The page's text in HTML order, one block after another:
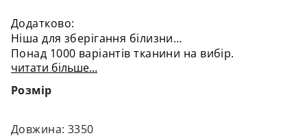
Додатково:
Ніша для зберігання білизни
Понад 1000 варіантів тканини на вибір.
читати більше...
Розмір
Довжина: 3350